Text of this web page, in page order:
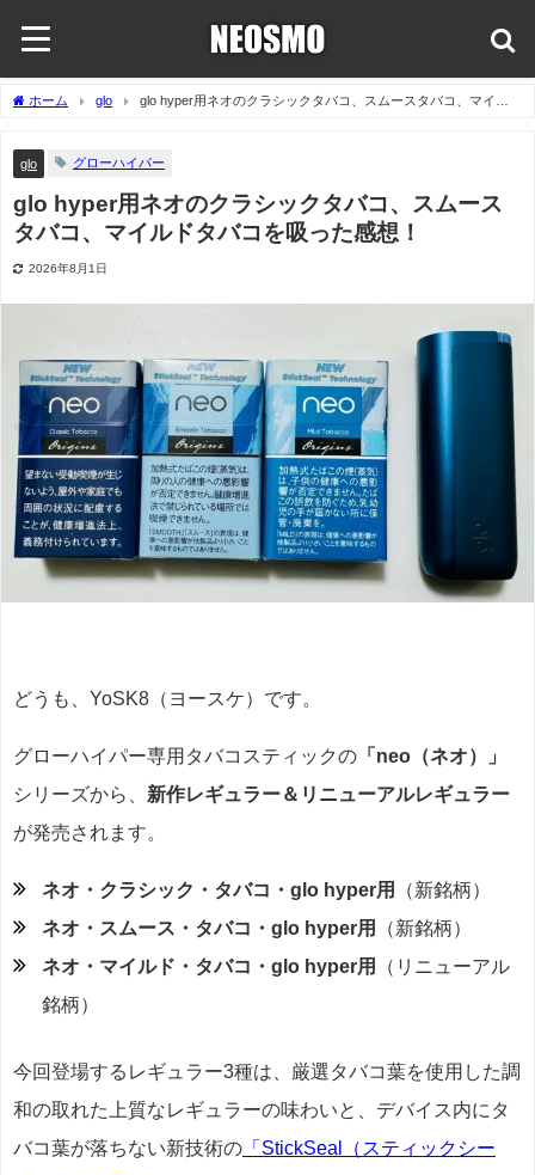
ホーム glo
glo hyper用ネオのクラシックタバコ、スムースタバコ、マイル
glo グローハイパー
glo hyper用ネオのクラシックタバコ、スムース
タバコ、マイルドタバコを吸った感想！
2026年8月1日
どうも、YoSK8（ヨースケ）です。
グローハイパー専用タバコスティックの 「neo（ネオ）」
シリーズから、 新作レギュラー＆リニューアルレギュラー
が発売されます。
ネオ・クラシック・タバコ・glo hyper用
（新銘柄）
ネオ・スムース・タバコ・glo hyper用
（新銘柄）
ネオ・マイルド・タバコ・glo hyper用
（リニューアル
銘柄）
今回登場するレギュラー3種は、厳選タバコ葉を使用した調
和の取れた上質なレギュラーの味わいと、デバイス内にタ
バコ葉が落ちない新技術の 「StickSeal（スティックシー